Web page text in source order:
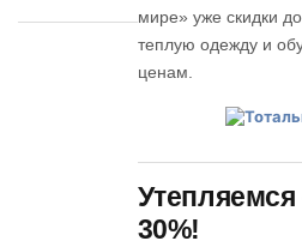
мире» уже скидки
теплую одежду и
ценам.
30%!